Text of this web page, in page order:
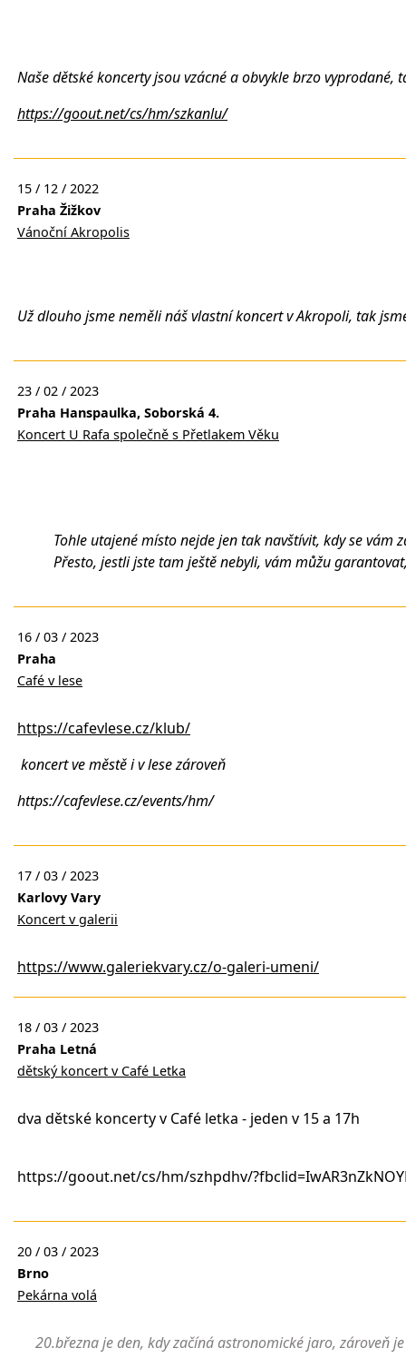
Naše dětské koncerty jsou vzácné a obvykle brzo
https://goout.net/cs/hm/szkanlu/
15 / 12 / 2022
Praha Žižkov
Vánoční Akropolis
Už dlouho jsme neměli náš vlastní koncert v Akropoli, tak
23 / 02 / 2023
Praha Hanspaulka, Soborská 4.
Koncert U Rafa společně s Přetlakem Věku
Tohle utajené místo nejde jen tak navštívit, kdy se vám
Přesto, jestli jste tam ještě nebyli, vám můžu
16 / 03 / 2023
Praha
Café v lese
https://cafevlese.cz/klub/
koncert ve městě i v lese zároveň
https://cafevlese.cz/events/hm/
17 / 03 / 2023
Karlovy Vary
Koncert v galerii
https://www.galeriekvary.cz/o-galeri-umeni/
18 / 03 / 2023
Praha Letná
dětský koncert v Café Letka
dva dětské koncerty v Café letka - jeden v 15 a 17h
https://goout.net/cs/hm/szhpdhv/
20 / 03 / 2023
Brno
Pekárna volá
20.března je den, kdy začíná astronomické jaro, zároveň